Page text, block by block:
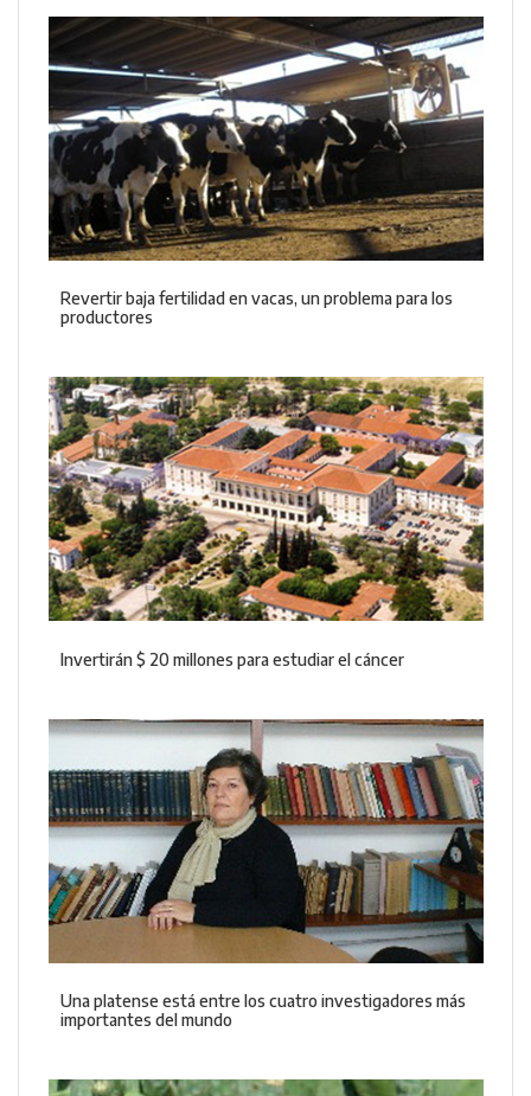
Revertir baja fertilidad en vacas, un problema para los
productores
Invertirán $ 20 millones para estudiar el cáncer
Una platense está entre los cuatro investigadores más
importantes del mundo